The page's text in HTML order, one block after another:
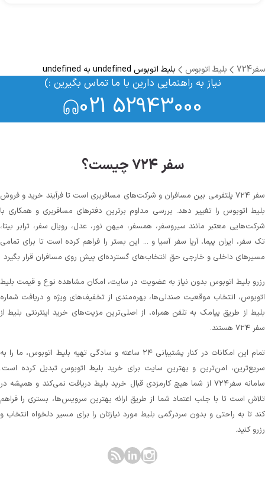
سفر724 بلیط اتوبوس بلیط اتوبوس undefined به undefined
نیاز به راهنمایی دارین با ما تماس بگیرین :)
021 52943000
سفر ۷۲۴ چیست؟
سفر ۷۲۴ پلتفرمی بین مسافران و شرکت‌های مسافربری است تا فرآیند خرید و فروش
بلیط اتوبوس را تغییر دهد. بررسی مداوم برترین دفترهای مسافربری و همکاری با
شرکت‌هایی معتبر مانند سیروسفر، همسفر، میهن‌ نور، عدل، رویال سفر، ترابر بیتا،
تک سفر، ایران پیما، آریا سفر آسیا و ... این بستر را فراهم کرده است تا برای تمامی
مسیرهای داخلی و خارجی حق انتخاب‌های گسترده‌ای پیش روی مسافران قرار بگیرد
رزرو بلیط اتوبوس بدون نیاز به عضویت در سایت، امکان مشاهده نوع و قیمت بلیط
اتوبوس، انتخاب موقعیت صندلی‌ها، بهره‌مندی از تخفیف‌های ویژه و دریافت شماره‌
بلیط از طریق پیامک به تلفن همراه، از اصلی‌ترین مزیت‌های خرید اینترنتی بلیط از
سفر ۷۲۴ هستند.
تمام این امکانات در کنار پشتیبانی‌ ۲۴ ساعته و سادگی تهیه بلیط اتوبوس، ما را به
سریع‌ترین، امن‌ترین و بهترین سایت برای خرید بلیط اتوبوس تبدیل کرده است.
سامانه سفر۷۲۴ از شما هیچ کارمزدی قبال خرید بلیط دریافت نمی‌کند و همیشه در
تلاش است تا با جلب اعتماد شما از طریق ارائه بهترین سرویس‌ها، بستری را فراهم
کند تا به راحتی و بدون سردرگمی بلیط مورد نیازتان را برای مسیر دلخواه انتخاب و
رزرو کنید.